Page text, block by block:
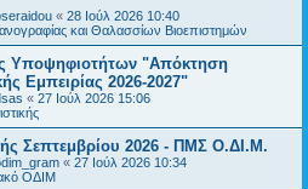
« 28 Ιούλ 2026 10:40
και Θαλασσίων Βιοεπιστημών
Υποψηφιοτήτων "Απόκτηση
Εμπειρίας 2026-2027"
« 27 Ιούλ 2026 15:06
Σεπτεμβρίου 2026 - ΠΜΣ Ο.ΔΙ.Μ.
« 27 Ιούλ 2026 10:34
ΟΔΙΜ